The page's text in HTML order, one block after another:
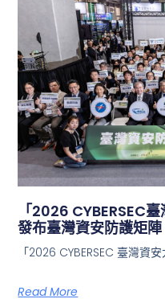
「2026 CYBERSEC
發布臺灣資安防護矩
「2026 CYBERSEC 臺灣資
Read More